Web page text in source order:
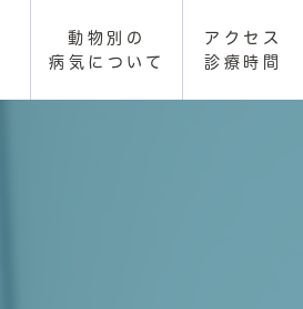
動物別の
病気について
アクセス
診療時間